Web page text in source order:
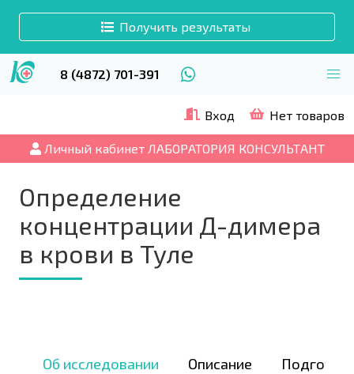
Получить результаты
8 (4872) 701-391
Вход Нет товаров
Личный кабинет ЛАБОРАТОРИЯ КОНСУЛЬТАНТ
Определение
концентрации Д-димера
в крови в Туле
Об исследовании Описание